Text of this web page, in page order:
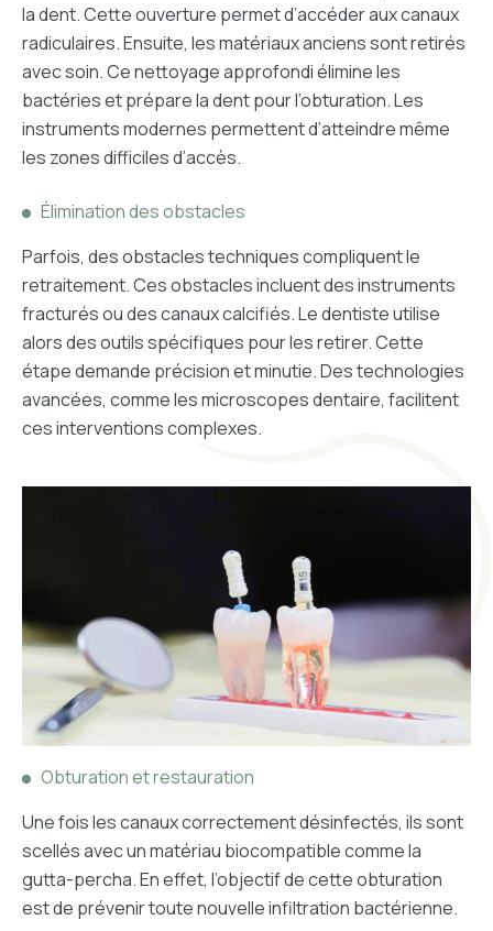
la dent. Cette ouverture permet d’accéder aux canaux
radiculaires. Ensuite, les matériaux anciens sont retirés
avec soin. Ce nettoyage approfondi élimine les
bactéries et prépare la dent pour l’obturation. Les
instruments modernes permettent d’atteindre même
les zones difficiles d’accès.
Élimination des obstacles
Parfois, des obstacles techniques compliquent le
retraitement. Ces obstacles incluent des instruments
fracturés ou des canaux calcifiés. Le dentiste utilise
alors des outils spécifiques pour les retirer. Cette
étape demande précision et minutie. Des technologies
avancées, comme les microscopes dentaire, facilitent
ces interventions complexes.
Obturation et restauration
Une fois les canaux correctement désinfectés, ils sont
scellés avec un matériau biocompatible comme la
gutta-percha. En effet, l’objectif de cette obturation
est de prévenir toute nouvelle infiltration bactérienne.